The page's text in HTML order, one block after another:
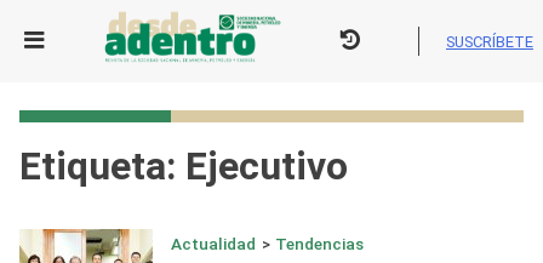
SUSCRÍBETE
Etiqueta: Ejecutivo
Actualidad > Tendencias